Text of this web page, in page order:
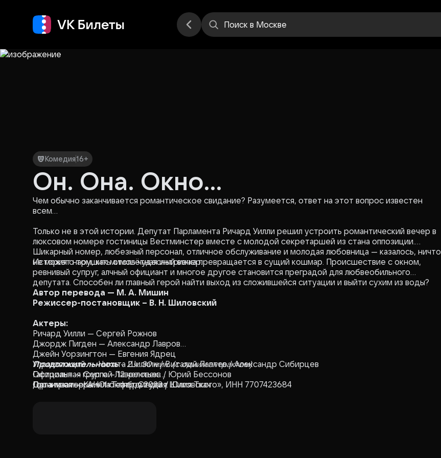
Поиск в Москве
Комедия16+
Он. Она. Окно...
Чем обычно заканчивается романтическое свидание? Разумеется, ответ на этот вопрос известен
всем…
Только не в этой истории. Депутат Парламента Ричард Уилли решил устроить романтический вечер в
люксовом номере гостиницы Вестминстер вместе с молодой секретаршей из стана оппозиции.
Шикарный номер, любезный персонал, отличное обслуживание и молодая любовница — казалось, ничто
не может нарушить столь чудесный вечер.
История о том, как мимолётная интрижка превращается в сущий кошмар. Происшествие с окном,
ревнивый супруг, алчный официант и многое другое становится преградой для любвеобильного
депутата. Способен ли главный герой найти выход из сложившейся ситуации и выйти сухим из воды?
Автор перевода — М. А. Мишин
Режиссер-постановщик – В. Н. Шиловский
Актеры:
Ричард Уилли — Сергей Рожнов
Джордж Пигден — Александр Лавров
Джейн Уорзингтон — Евгения Ядрец
Управляющий — Никита Шилкин / Виталий Лаптев / Александр Сибирцев
Официант — Сергей Лаврентьев / Юрий Бессонов
Горничная — Камила Гафетдинова / Юлия Ткач
Продолжительность– 2 ч. 30 мин. (с одним антрактом)
Гастрольная группа – 12 человек.
Дата премьеры — 1 октября 2023 г.
Организатор: АНО «Театр-Студия Шиловского», ИНН 7707423684